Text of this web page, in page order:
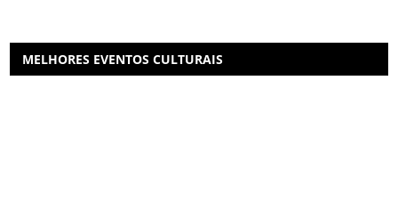
MELHORES EVENTOS CULTURAIS